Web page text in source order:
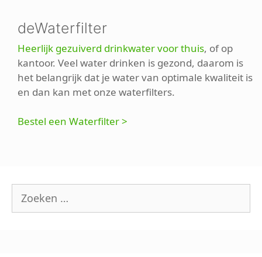
deWaterfilter
Heerlijk gezuiverd drinkwater voor thuis, of op
kantoor. Veel water drinken is gezond, daarom is
het belangrijk dat je water van optimale kwaliteit is
en dan kan met onze waterfilters.
Bestel een Waterfilter >
Zoek
naar: